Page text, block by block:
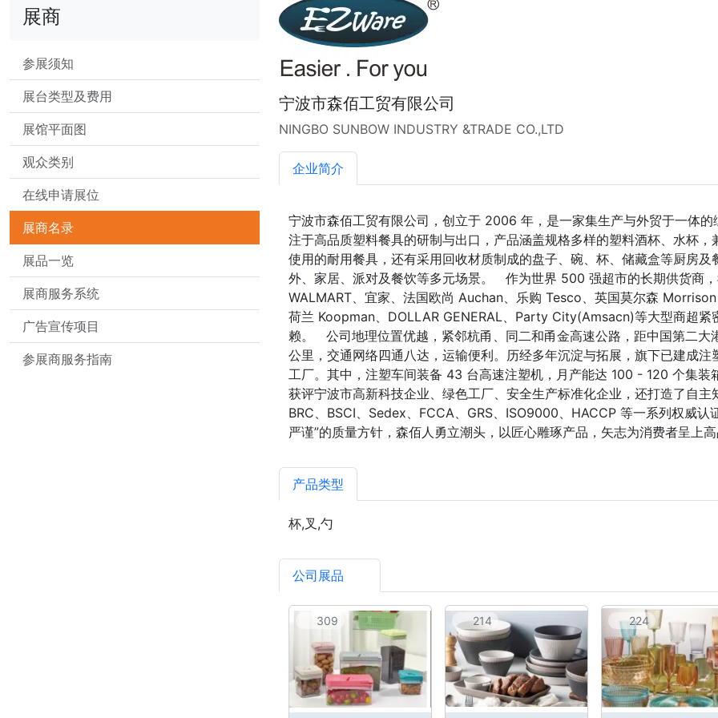
展商
参展须知
展台类型及费用
展馆平面图
观众类别
在线申请展位
展商名录
展品一览
展商服务系统
广告宣传项目
参展商服务指南
宁波市森佰工贸有限公司
NINGBO SUNBOW INDUSTRY &TRADE CO.,LTD
企业简介
宁波市森佰工贸有限公司，创立于 2006 年，是一家集生产与外贸于一体的
注于高品质塑料餐具的研制与出口，产品涵盖规格多样的塑料酒杯、水杯，
使用的耐用餐具，还有采用回收材质制成的盘子、碗、杯、储藏盒等厨房及
外、家居、派对及餐饮等多元场景。 作为世界 500 强超市的长期供货商
WALMART、宜家、法国欧尚 Auchan、乐购 Tesco、英国莫尔森
荷兰 Koopman、DOLLAR GENERAL、Party City(Amsacn)等大型商超紧
赖。 公司地理位置优越，紧邻杭甬、同二和甬金高速公路，距中国第二大
公里，交通网络四通八达，运输便利。历经多年沉淀与拓展，旗下已建成注
工厂。其中，注塑车间装备 43 台高速注塑机，月产能达 100 - 120 个集
获评宁波市高新科技企业、绿色工厂、安全生产标准化企业，还打造了自
BRC、BSCI、Sedex、FCCA、GRS、ISO9000、HACCP 等一系列权威
严谨”的质量方针，森佰人勇立潮头，以匠心雕琢产品，矢志为消费者呈上
产品类型
杯,叉,勺
公司展品
309 214 224